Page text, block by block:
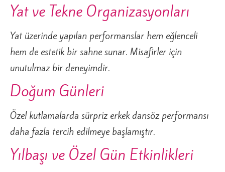
Yat ve Tekne Organizasyonları
Yat üzerinde yapılan performanslar hem eğlenceli
hem de estetik bir sahne sunar. Misafirler için
unutulmaz bir deneyimdir.
Doğum Günleri
Özel kutlamalarda sürpriz erkek dansöz performansı
daha fazla tercih edilmeye başlamıştır.
Yılbaşı ve Özel Gün Etkinlikleri